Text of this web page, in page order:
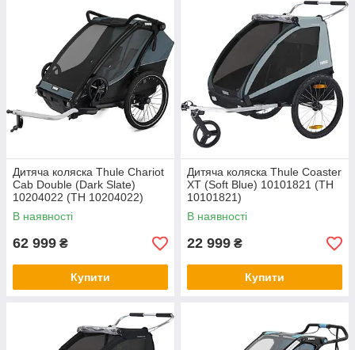
Дитяча коляска Thule Chariot
Cab Double (Dark Slate)
10204022 (TH 10204022)
В наявності
62 999 ₴
Купити
Дитяча коляска Thule Coaster
XT (Soft Blue) 10101821 (TH
10101821)
В наявності
22 999 ₴
Купити